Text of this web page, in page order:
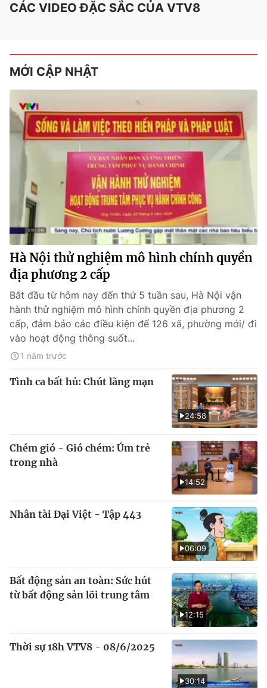
CÁC VIDEO ĐẶC SẮC CỦA VTV8
MỚI CẬP NHẬT
Hà Nội thử nghiệm mô hình chính quyền
địa phương 2 cấp
Bắt đầu từ hôm nay đến thứ 5 tuần sau, Hà Nội vận
hành thử nghiệm mô hình chính quyền địa phương 2
cấp, đảm bảo các điều kiện để 126 xã, phường mới/ đi
vào hoạt động thông suốt...
1 năm trước
24:58
Tình ca bất hủ: Chút lãng mạn
14:52
Chém gió - Gió chém: Úm trẻ
trong nhà
06:09
Nhân tài Đại Việt - Tập 443
12:15
Bất động sản an toàn: Sức hút
từ bất động sản lõi trung tâm
30:14
Thời sự 18h VTV8 - 08/6/2025